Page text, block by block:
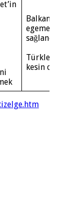
Balkanlarda
egemenliği
sağlandı.
Türkler
kesin olarak